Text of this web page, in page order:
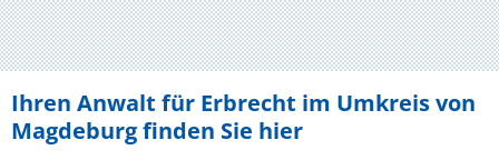
Ihren Anwalt für Erbrecht im Umkreis von
Magdeburg finden Sie hier